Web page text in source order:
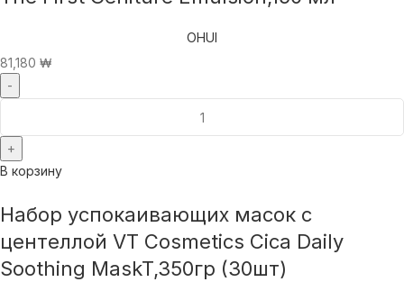
OHUI
81,180 ₩
В корзину
Набор успокаивающих масок с
центеллой VT Cosmetics Cica Daily
Soothing MaskT,350гр (30шт)